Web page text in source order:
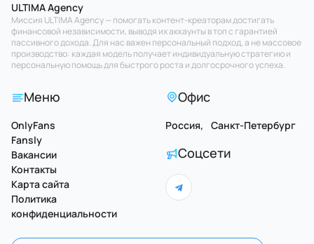
ULTIMA Agency
Миссия ULTIMA Agency — помогать контент-креаторам достигать
финансовой независимости, выводя их аккаунты в топ с гарантией
пассивного дохода. Для нас важен персональный подход, а не массовое
производство: каждая модель получает индивидуальную стратегию и
персональную помощь для быстрого роста и долгосрочного успеха.
Меню
OnlyFans
Fansly
Вакансии
Контакты
Карта сайта
Политика
конфиденциальности
Офис
Россия, Санкт-Петербург
Соцсети